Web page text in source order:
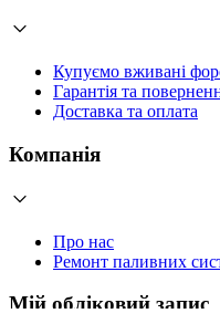
Купуємо вживані
Гарантія та
Доставка та оплата
Компанія
Про нас
Ремонт паливних
Мій обліковий запис